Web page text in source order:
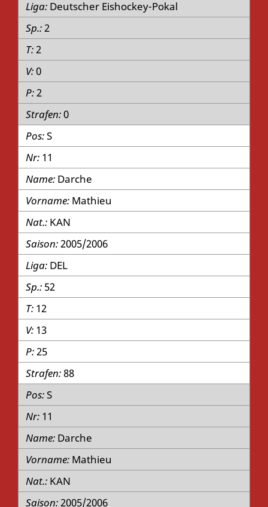
Deutscher Eishockey-Pokal
2
2
0
2
0
S
11
Darche
Mathieu
KAN
2005/2006
DEL
52
12
13
25
88
S
11
Darche
Mathieu
KAN
2005/2006